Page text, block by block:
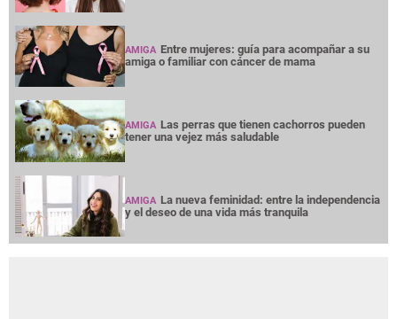
AMIGA Entre mujeres: guía para acompañar a su
amiga o familiar con cáncer de mama
AMIGA Las perras que tienen cachorros pueden
tener una vejez más saludable
AMIGA La nueva feminidad: entre la independencia
y el deseo de una vida más tranquila